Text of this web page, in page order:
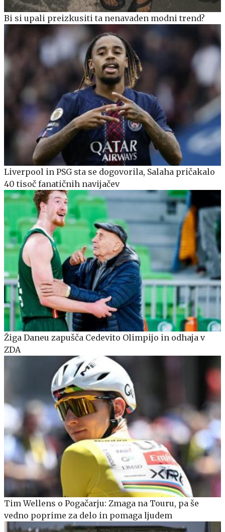
Bi si upali preizkusiti ta nenavaden modni trend?
Liverpool in PSG sta se dogovorila, Salaha pričakalo
40 tisoč fanatičnih navijačev
Žiga Daneu zapušča Cedevito Olimpijo in odhaja v
ZDA
Tim Wellens o Pogačarju: Zmaga na Touru, pa še
vedno poprime za delo in pomaga ljudem